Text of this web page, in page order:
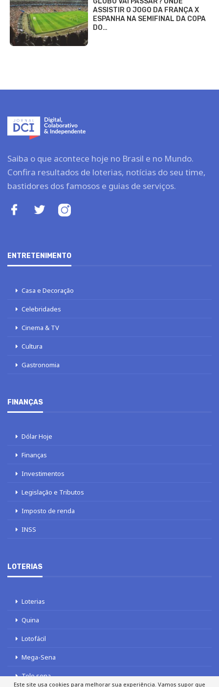
ASSISTIR O JOGO DA FRANÇA X
ESPANHA NA SEMIFINAL DA COPA
DO…
Saiba o que acontece hoje no Brasil e no Mundo.
Confira resultados de loterias, notícias do seu time,
bastidores dos famosos e guias de serviços.
ENTRETENIMENTO
Casa e Decoração
Celebridades
Cinema & TV
Cultura
Gastronomia
FINANÇAS
Dólar Hoje
Finanças
Investimentos
Legislação e Tributos
Imposto de renda
INSS
LOTERIAS
Loterias
Quina
Lotofácil
Mega-Sena
Tele sena
Este site usa cookies para melhorar sua experiência. Vamos supor que